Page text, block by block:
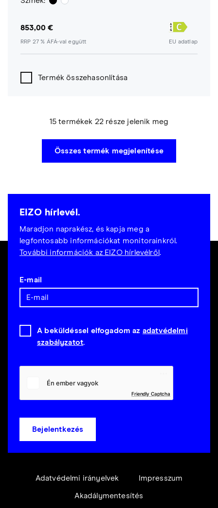
853,00 €
RRP 27 % ÁFÁ-val együtt EU adatlap
Termék összehasonlítása
15 termékek 22 része jelenik meg
Összes termék megjelenítése
EIZO hírlevél.
Maradjon naprakész, és kapja meg a
legfontosabb információkat monitorainkról.
További információk az EIZO hírlevélről.
E-mail
A beküldéssel elfogadom az adatvédelmi
szabályzatot.
Friendly Captcha
Bejelentkezés
Adatvédelmi irányelvek Impresszum
Akadálymentesítés